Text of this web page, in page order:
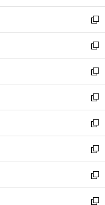
開
く
ウ
で
開
く
ン
ド
ウ
で
開
く
ウ
ィ
ン
ド
ウ
で
開
く
新
し
い
ウ
ィ
ン
ド
ウ
で
開
く
新
し
い
ウ
ィ
ン
ド
ウ
で
開
く
新
し
い
ウ
ィ
ン
ド
ウ
で
開
く
新
し
い
ウ
ィ
ン
ド
ウ
で
新
し
い
ウ
ィ
ン
ド
新
し
い
ウ
ィ
新
し
い